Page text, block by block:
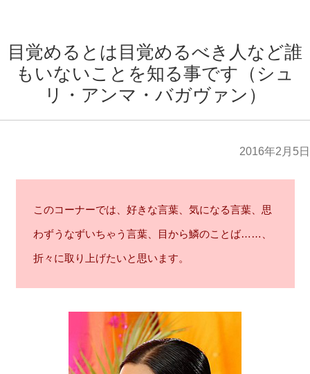
目覚めるとは目覚めるべき人など誰
もいないことを知る事です（シュ
リ・アンマ・バガヴァン）
2016年2月5日
このコーナーでは、好きな言葉、気になる言葉、思
わずうなずいちゃう言葉、目から鱗のことば……、
折々に取り上げたいと思います。